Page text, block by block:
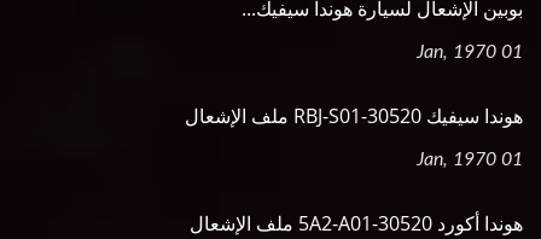
بوبين الإشعال لسيارة هوندا سيفيك...
01 Jan, 1970
هوندا سيفيك 30520-RBJ-S01 ملف الإشعال
01 Jan, 1970
هوندا أكورد 30520-5A2-A01 ملف الإشعال